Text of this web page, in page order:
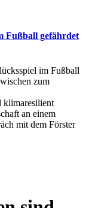
Fußball gefährdet
im Fußball
zum
an einem
mit dem Förster